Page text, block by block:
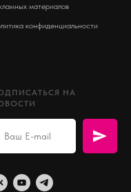
материалов
конфиденциальности
НА